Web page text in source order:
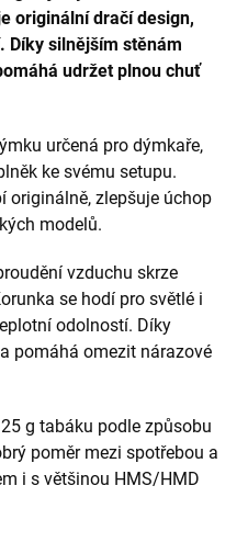
originální dračí design,
Díky silnějším stěnám
udržet plnou chuť
určená pro dýmkaře,
ke svému setupu.
originálně, zlepšuje úchop
modelů.
vzduchu skrze
se hodí pro světlé i
odolností. Díky
pomáhá omezit nárazové
g tabáku podle způsobu
poměr mezi spotřebou a
i s většinou HMS/HMD